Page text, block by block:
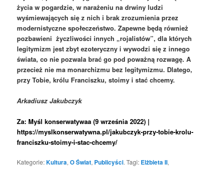
życia w pogardzie, w narażeniu na drwiny ludzi
wyśmiewających się z nich i brak zrozumienia przez
modernistyczne społeczeństwo. Zapewne będą również
pozbawieni życzliwości innych „rojalistów”, dla których
legitymizm jest zbyt ezoteryczny i wywodzi się z innego
świata, co nie pozwala brać go pod poważną rozwagę. A
przecież nie ma monarchizmu bez legitymizmu. Dlatego,
przy Tobie, królu Franciszku, stoimy i stać chcemy.
Arkadiusz Jakubczyk
Za: Myśl konserwatywaa (9 września 2022) |
https://myslkonserwatywna.pl/jakubczyk-przy-tobie-krolu-
franciszku-stoimy-i-stac-chcemy/
Kategorie:Kultura,O Świat, Publicyści. Tagi: Elżbieta II,